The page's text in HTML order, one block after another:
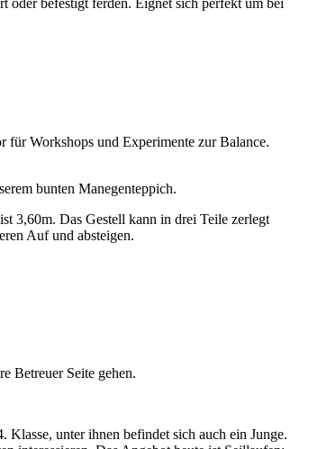
oder befestigt ferden. Eignet sich perfekt um bei
für Workshops und Experimente zur Balance.
bunten Manegenteppich.
3,60m. Das Gestell kann in drei Teile zerlegt
Auf und absteigen.
Betreuer Seite gehen.
unter ihnen befindet sich auch ein Junge.